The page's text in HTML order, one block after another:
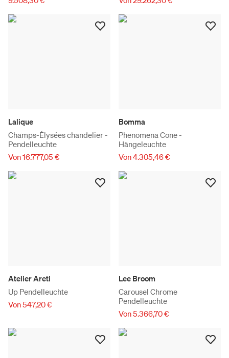
Lalique
Champs-Élysées chandelier -
Pendelleuchte
Von 16.777,05 €
Bomma
Phenomena Cone -
Hängeleuchte
Von 4.305,46 €
Atelier Areti
Up Pendelleuchte
Von 547,20 €
Lee Broom
Carousel Chrome
Pendelleuchte
Von 5.366,70 €